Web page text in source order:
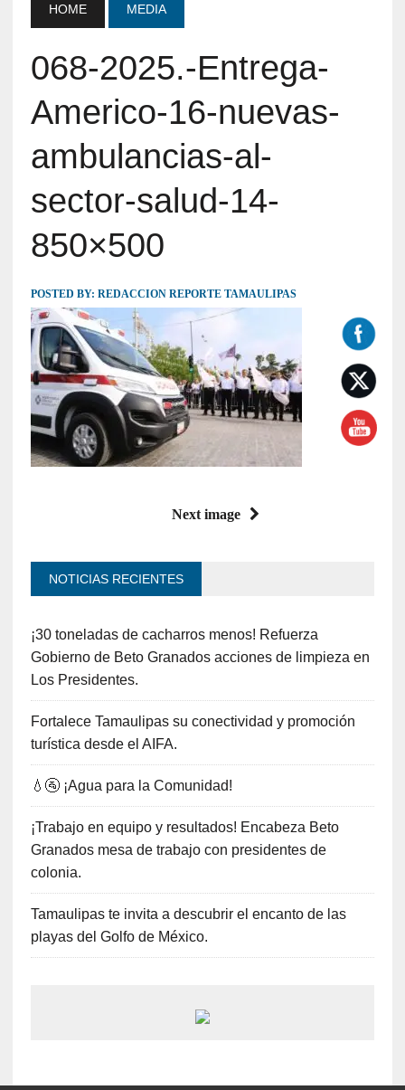
HOME MEDIA
068-2025.-Entrega-
Americo-16-nuevas-
ambulancias-al-
sector-salud-14-
850×500
POSTED BY: REDACCION REPORTE TAMAULIPAS
Next image
NOTICIAS RECIENTES
¡30 toneladas de cacharros menos! Refuerza
Gobierno de Beto Granados acciones de limpieza en
Los Presidentes.
Fortalece Tamaulipas su conectividad y promoción
turística desde el AIFA.
💧🚰 ¡Agua para la Comunidad!
¡Trabajo en equipo y resultados! Encabeza Beto
Granados mesa de trabajo con presidentes de
colonia.
Tamaulipas te invita a descubrir el encanto de las
playas del Golfo de México.